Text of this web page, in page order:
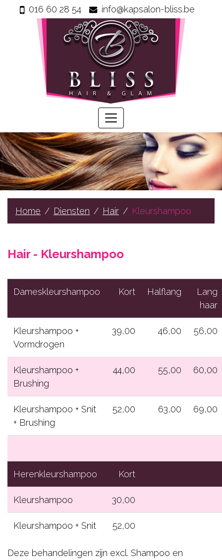
Wie
Onze
producten
Prijzen
Gastenboek
Diensten
Hair
Contact
RESERVEER NU
016 60 28 54 info@kapsalon-bliss.be
Home Diensten Hair Kleurshampoo
Hair - Kleurshampoo
Dameskleurshampoo Kort Halflang
Lang
haar
Kleurshampoo +
Vormdrogen
39,00 46,00 56,00
Kleurshampoo +
Brushing
44,00 55,00 60,00
Kleurshampoo + Snit
+ Brushing
52,00 63,00 69,00
Herenkleurshampoo Kort
Kleurshampoo 30,00
Kleurshampoo + Snit 52,00
Deze behandelingen zijn excl. Shampoo en